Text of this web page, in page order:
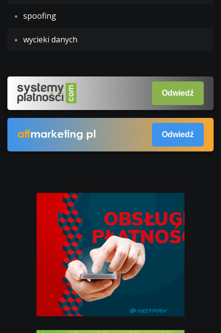
spoofing
wycieki danych
Odwiedź
Odwiedź